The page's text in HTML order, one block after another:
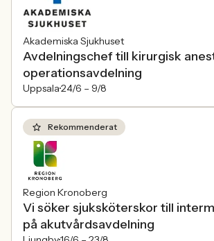
Akademiska Sjukhuset
Avdelningschef till kirurgisk
operationsavdelning
Uppsala24/6 – 9/8
Rekommenderat
Region Kronoberg
Vi söker sjuksköterskor till
på akutvårdsavdelning